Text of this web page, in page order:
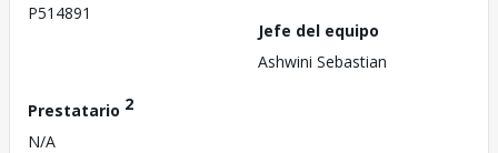
P514891
Jefe del equipo
Ashwini Sebastian
Prestatario 2
N/A